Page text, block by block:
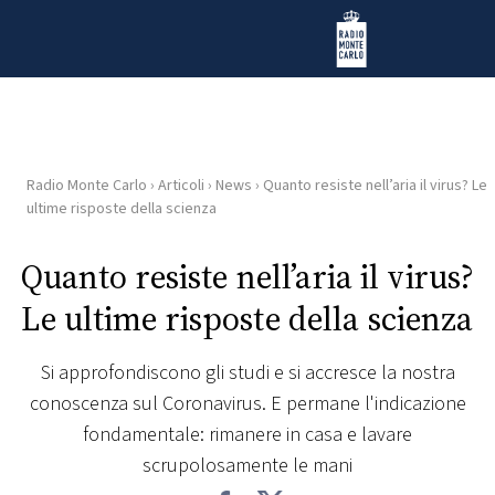
Radio Monte Carlo
HOME
RADIO
WEB
PLAYLIST
Radio Monte Carlo › Articoli › News › Quanto resiste nell’aria il virus? Le
ultime risposte della scienza
Quanto resiste nell’aria il virus?
Le ultime risposte della scienza
Si approfondiscono gli studi e si accresce la nostra
conoscenza sul Coronavirus. E permane l'indicazione
fondamentale: rimanere in casa e lavare
scrupolosamente le mani